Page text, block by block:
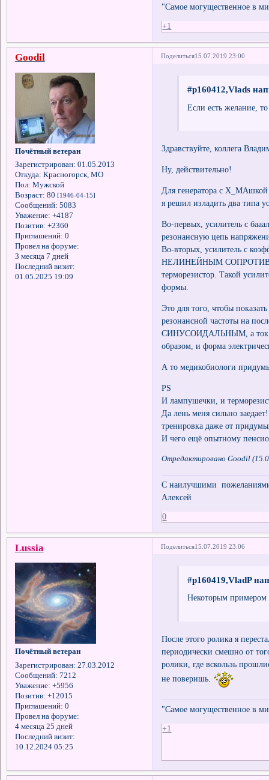
"Самое могущественное в
+1
Поделиться15.07.2019 23:00
Goodil
Почётный ветеран
Зарегистрирован: 01.05.2013
Откуда: Красногорск, МО
Пол: Мужской
Возраст: 80 [1946-04-15]
Сообщений: 5083
Уважение: +4187
Позитив: +2360
Приглашений: 0
Провел на форуме:
3 месяца 7 дней
Последний визит:
01.05.2025 19:09
#p160412,Vlads
Если есть желание,
Здравствуйте, коллега
Ну, действительно!
Для генератора с Х_МАшкой
я решил изладить два типа
Во-первых, усилитель с
резонансную цепь
Во-вторых, усилитель с
НЕЛИНЕЙНЫМ
терморезистор. Такой
формы.
Это для того, чтобы
резонансной частоты на
СИНУСОИДАЛЬНЫМ, а ток
образом, и форма
А то медикобиологи
PS
И лампушечки, и
Да лень меня сильно
тренировка даже от
И чего ещё опытному
Отредактировано Goodil
С наилучшими пожеланиями
Алексей
0
Поделиться15.07.2019 23:06
Lussia
Почётный ветеран
Зарегистрирован: 27.03.2012
Сообщений: 7212
Уважение: +5956
Позитив: +12015
Приглашений: 0
Провел на форуме:
4 месяца 25 дней
Последний визит:
10.12.2024 05:25
#p160419,VladP
Некоторым примером
После этого ролика я
периодически смешно от
ролики, где вскользь
не поверишь.
"Самое могущественное в
+1